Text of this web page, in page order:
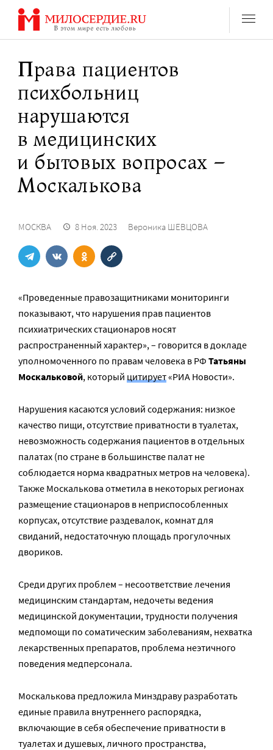
Перейти
содержанию
Права пациентов
психбольниц
нарушаются
в медицинских
и бытовых вопросах –
Москалькова
МОСКВА 8 Ноя. 2023 Вероника ШЕВЦОВА
«Проведенные правозащитниками мониторинги
показывают, что нарушения прав пациентов
психиатрических стационаров носят
распространенный характер», – говорится в докладе
уполномоченного по правам человека в РФ Татьяны
Москальковой, который цитирует«РИА Новости».
Нарушения касаются условий содержания: низкое
качество пищи, отсутствие приватности в туалетах,
невозможность содержания пациентов в отдельных
палатах (по стране в большинстве палат не
соблюдается норма квадратных метров на человека).
Также Москалькова отметила в некоторых регионах
размещение стационаров в неприспособленных
корпусах, отсутствие раздевалок, комнат для
свиданий, недостаточную площадь прогулочных
двориков.
Среди других проблем – несоответствие лечения
медицинским стандартам, недочеты ведения
медицинской документации, трудности получения
медпомощи по соматическим заболеваниям, нехватка
лекарственных препаратов, проблема неэтичного
поведения медперсонала.
Москалькова предложила Минздраву разработать
единые правила внутреннего распорядка,
включающие в себя обеспечение приватности в
туалетах и душевых, личного пространства,